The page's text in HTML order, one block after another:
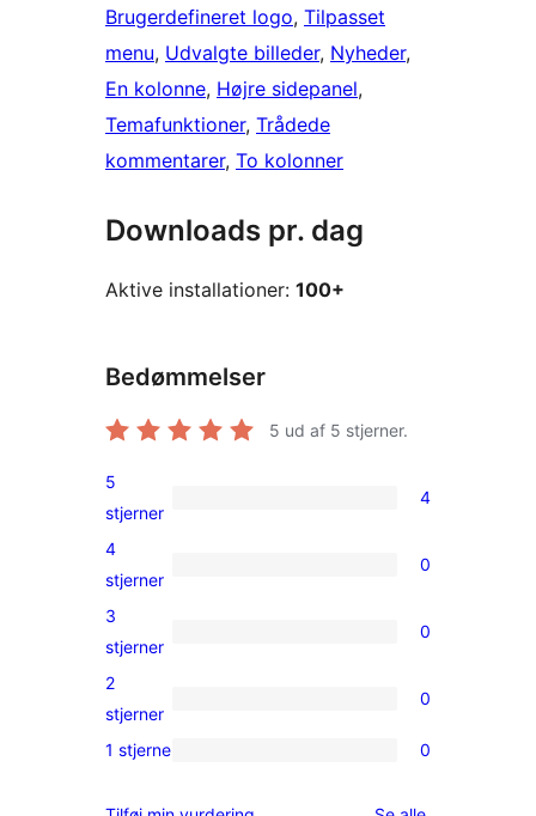
Brugerdefineret logo, Tilpasset
menu, Udvalgte billeder, Nyheder
En kolonne, Højre sidepanel
Temafunktioner, Trådede
kommentarer, To kolonner
Downloads pr. dag
Aktive installationer: 100+
Bedømmelser
5 ud af 5 stjerner.
4
5-
stjernet
5
stjerner
4
0
4-
stjernet
4
stjerner
0
0
3-
stjernet
3
stjerner
0
0
2-
anmeldelser
2
stjerner
0
0
1 stjerne 0